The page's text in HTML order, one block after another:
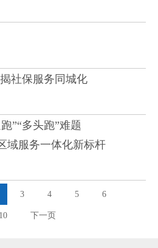
社保服务同城化
”“多头跑”难题
域服务一体化新标杆
3 4 5 6
10 下一页